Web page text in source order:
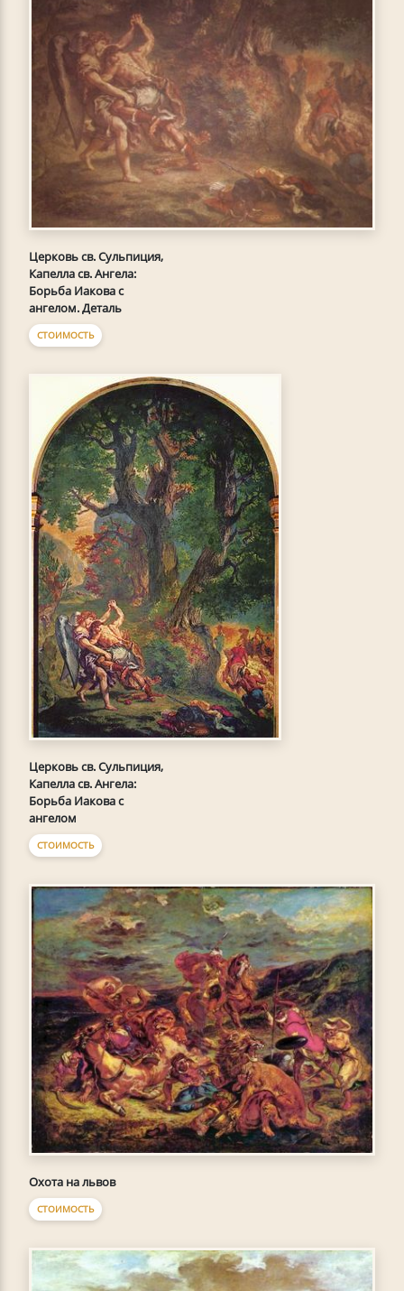
Церковь св. Сульпиция,
Капелла св. Ангела:
Борьба Иакова с
ангелом. Деталь
СТОИМОСТЬ
Церковь св. Сульпиция,
Капелла св. Ангела:
Борьба Иакова с
ангелом
СТОИМОСТЬ
Охота на львов
СТОИМОСТЬ